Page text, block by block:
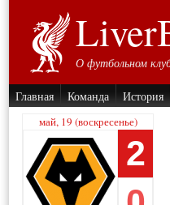
О футбольном
Главная Команда История
май, 19 (воскресенье)
2